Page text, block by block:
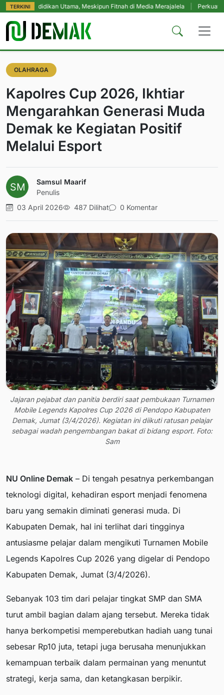
TERKINIUtama, Meskipun Fitnah di Media Merajalela | Perkuat Komitmen
OLAHRAGA
Kapolres Cup 2026, Ikhtiar
Mengarahkan Generasi Muda
Demak ke Kegiatan Positif
Melalui Esport
Samsul Maarif
Penulis
03 April 2026
487 Dilihat 0 Komentar
Jajaran pejabat dan panitia berdiri saat pembukaan Turnamen
Mobile Legends Kapolres Cup 2026 di Pendopo Kabupaten
Demak, Jumat (3/4/2026). Kegiatan ini diikuti ratusan pelajar
sebagai wadah pengembangan bakat di bidang esport. Foto:
Sam
NU Online Demak – Di tengah pesatnya perkembangan
teknologi digital, kehadiran esport menjadi fenomena
baru yang semakin diminati generasi muda. Di
Kabupaten Demak, hal ini terlihat dari tingginya
antusiasme pelajar dalam mengikuti Turnamen Mobile
Legends Kapolres Cup 2026 yang digelar di Pendopo
Kabupaten Demak, Jumat (3/4/2026).
Sebanyak 103 tim dari pelajar tingkat SMP dan SMA
turut ambil bagian dalam ajang tersebut. Mereka tidak
hanya berkompetisi memperebutkan hadiah uang tunai
sebesar Rp10 juta, tetapi juga berusaha menunjukkan
kemampuan terbaik dalam permainan yang menuntut
strategi, kerja sama, dan ketangkasan berpikir.